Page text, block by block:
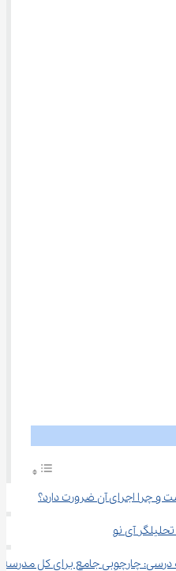
و چرا اجرای آن ضرورت دارد؟
آی نو
درسی: چارچوبی جامع برای کل مدرسه